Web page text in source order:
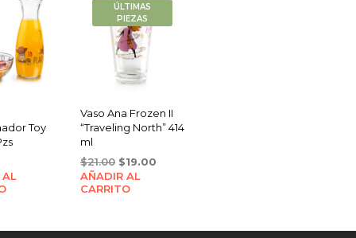
Toy
AL
ÚLTIMAS
PIEZAS
Vaso Ana Frozen II
“Traveling North” 414
ml
$21.00 Original
price
was:
$19.00
AÑADIR AL
CARRITO